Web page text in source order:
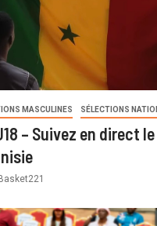
MASCULINES SÉLECTIONS
– Suivez en direct
Basket221